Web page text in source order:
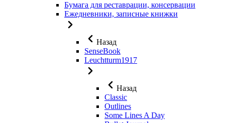
Бумага для реставрации, консервации
Ежедневники, записные книжки
Назад
SenseBook
Leuchtturm1917
Назад
Classic
Outlines
Some Lines A Day